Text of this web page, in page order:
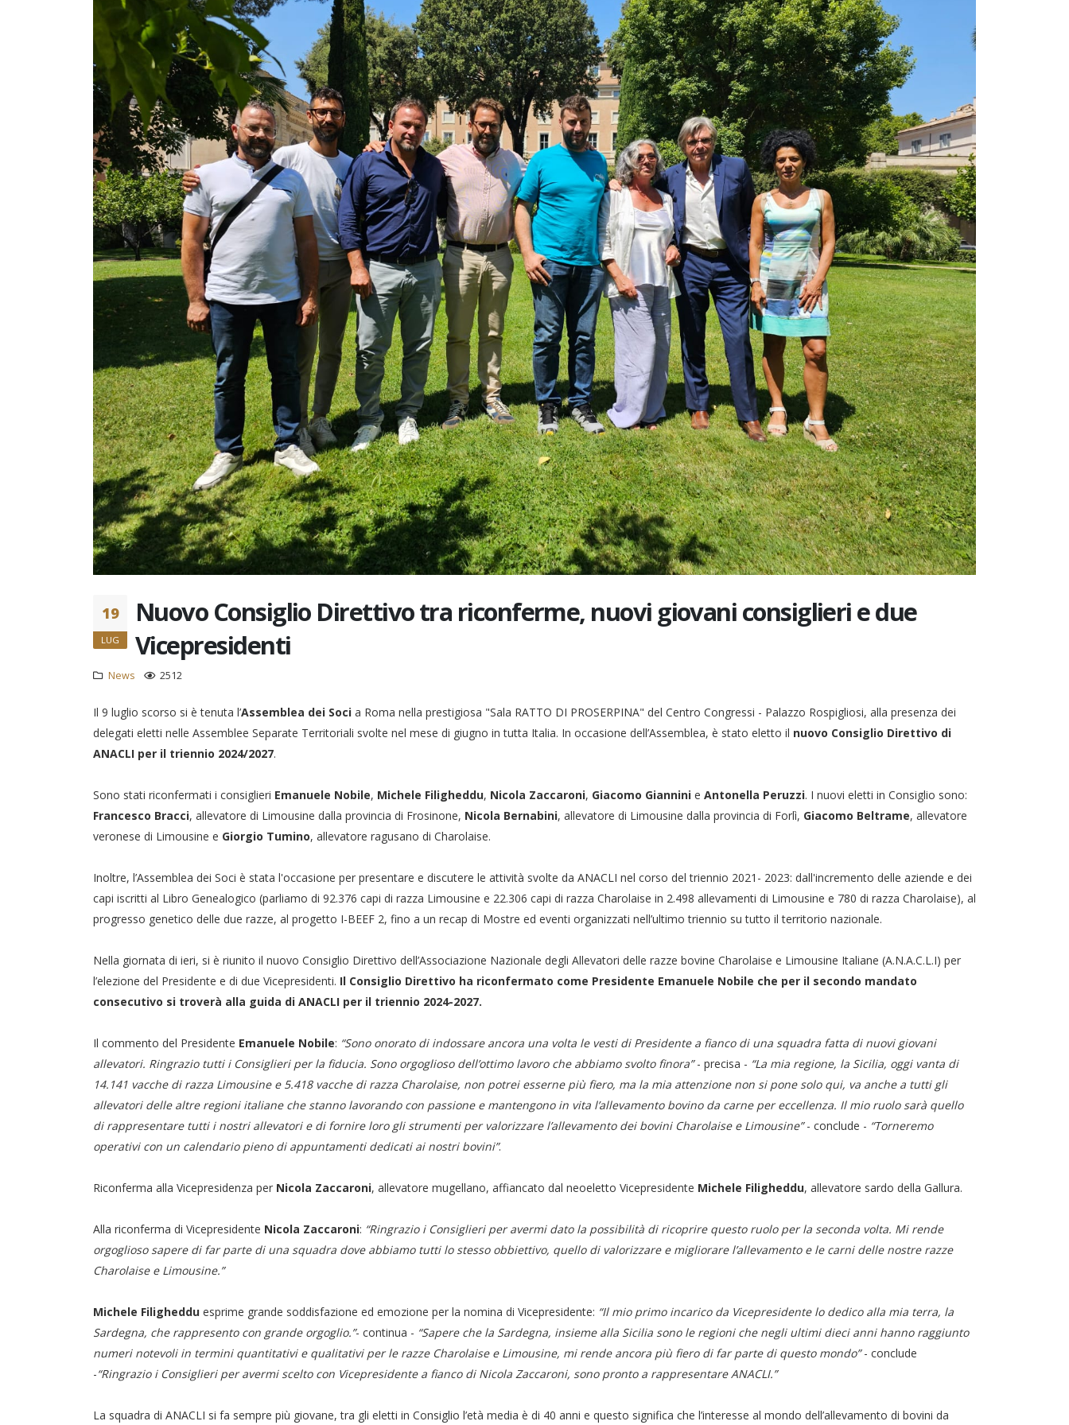
19
LUG
Nuovo Consiglio Direttivo tra riconferme, nuovi giovani consiglieri e due
Vicepresidenti
News 2512
Il 9 luglio scorso si è tenuta l’Assemblea dei Soci a Roma nella prestigiosa "Sala RATTO DI PROSERPINA" del Centro Congressi - Palazzo Rospigliosi, alla presenza dei
delegati eletti nelle Assemblee Separate Territoriali svolte nel mese di giugno in tutta Italia. In occasione dell’Assemblea, è stato eletto il nuovo Consiglio Direttivo di
ANACLI per il triennio 2024/2027.
Sono stati riconfermati i consiglieri Emanuele Nobile, Michele Filigheddu, Nicola Zaccaroni, Giacomo Giannini e Antonella Peruzzi. I nuovi eletti in Consiglio sono:
Francesco Bracci, allevatore di Limousine dalla provincia di Frosinone, Nicola Bernabini, allevatore di Limousine dalla provincia di Forlì, Giacomo Beltrame, allevatore
veronese di Limousine e Giorgio Tumino, allevatore ragusano di Charolaise.
Inoltre, l’Assemblea dei Soci è stata l'occasione per presentare e discutere le attività svolte da ANACLI nel corso del triennio 2021- 2023: dall'incremento delle aziende e dei
capi iscritti al Libro Genealogico (parliamo di 92.376 capi di razza Limousine e 22.306 capi di razza Charolaise in 2.498 allevamenti di Limousine e 780 di razza Charolaise), al
progresso genetico delle due razze, al progetto I-BEEF 2, fino a un recap di Mostre ed eventi organizzati nell’ultimo triennio su tutto il territorio nazionale.
Nella giornata di ieri, si è riunito il nuovo Consiglio Direttivo dell’Associazione Nazionale degli Allevatori delle razze bovine Charolaise e Limousine Italiane (A.N.A.C.L.I) per
l’elezione del Presidente e di due Vicepresidenti. Il Consiglio Direttivo ha riconfermato come Presidente Emanuele Nobile che per il secondo mandato
consecutivo si troverà alla guida di ANACLI per il triennio 2024-2027.
Il commento del Presidente Emanuele Nobile: “Sono onorato di indossare ancora una volta le vesti di Presidente a fianco di una squadra fatta di nuovi giovani
allevatori. Ringrazio tutti i Consiglieri per la fiducia. Sono orgoglioso dell’ottimo lavoro che abbiamo svolto finora”- precisa - “La mia regione, la Sicilia, oggi vanta di
14.141 vacche di razza Limousine e 5.418 vacche di razza Charolaise, non potrei esserne più fiero, ma la mia attenzione non si pone solo qui, va anche a tutti gli
allevatori delle altre regioni italiane che stanno lavorando con passione e mantengono in vita l’allevamento bovino da carne per eccellenza. Il mio ruolo sarà quello
di rappresentare tutti i nostri allevatori e di fornire loro gli strumenti per valorizzare l’allevamento dei bovini Charolaise e Limousine”- conclude - “Torneremo
operativi con un calendario pieno di appuntamenti dedicati ai nostri bovini”.
Riconferma alla Vicepresidenza per Nicola Zaccaroni, allevatore mugellano, affiancato dal neoeletto Vicepresidente Michele Filigheddu, allevatore sardo della Gallura.
Alla riconferma di Vicepresidente Nicola Zaccaroni: “Ringrazio i Consiglieri per avermi dato la possibilità di ricoprire questo ruolo per la seconda volta. Mi rende
orgoglioso sapere di far parte di una squadra dove abbiamo tutti lo stesso obbiettivo, quello di valorizzare e migliorare l’allevamento e le carni delle nostre razze
Charolaise e Limousine.”
Michele Filigheddu esprime grande soddisfazione ed emozione per la nomina di Vicepresidente: “Il mio primo incarico da Vicepresidente lo dedico alla mia terra, la
Sardegna, che rappresento con grande orgoglio.”- continua - “Sapere che la Sardegna, insieme alla Sicilia sono le regioni che negli ultimi dieci anni hanno raggiunto
numeri notevoli in termini quantitativi e qualitativi per le razze Charolaise e Limousine, mi rende ancora più fiero di far parte di questo mondo”- conclude
-“Ringrazio i Consiglieri per avermi scelto con Vicepresidente a fianco di Nicola Zaccaroni, sono pronto a rappresentare ANACLI.”
La squadra di ANACLI si fa sempre più giovane, tra gli eletti in Consiglio l’età media è di 40 anni e questo significa che l’interesse al mondo dell’allevamento di bovini da